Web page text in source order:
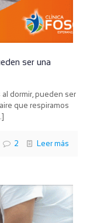
ser una
dormir, pueden ser
que respiramos
2 Leer más